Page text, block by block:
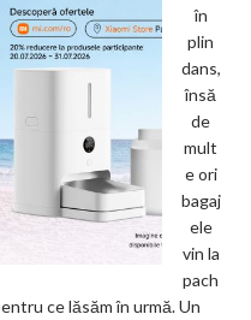
în
plin
dans,
însă
de
mult
e ori
bagaj
ele
vin la
pach
ce lăsăm în urmă. Un